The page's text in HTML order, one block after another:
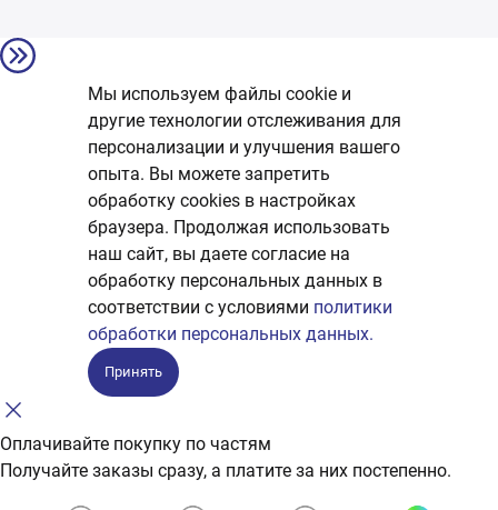
Мы используем файлы cookie и
другие технологии отслеживания для
персонализации и улучшения вашего
опыта. Вы можете запретить
обработку сookies в настройках
браузера. Продолжая использовать
наш сайт, вы даете согласие на
обработку персональных данных в
соответствии с условиями политики
обработки персональных данных.
Принять
Оплачивайте покупку по частям
Получайте заказы сразу, а платите за них постепенно.